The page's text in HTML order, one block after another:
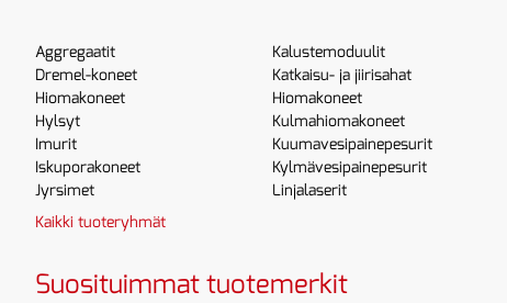
Aggregaatit
Dremel-koneet
Hiomakoneet
Hylsyt
Imurit
Iskuporakoneet
Jyrsimet
Kalustemoduulit
Katkaisu- ja jiirisahat
Hiomakoneet
Kulmahiomakoneet
Kuumavesipainepesurit
Kylmävesipainepesurit
Linjalaserit
Kaikki tuoteryhmät
Suosituimmat tuotemerkit